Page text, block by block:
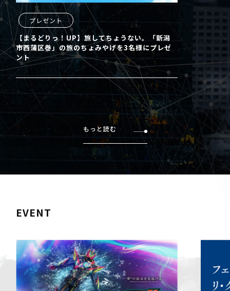
プレゼント
【まるどりっ！UP】旅してちょうない。「新潟
市西蒲区巻」の旅のちょみやげを3名様にプレゼ
ント
もっと読む
EVENT